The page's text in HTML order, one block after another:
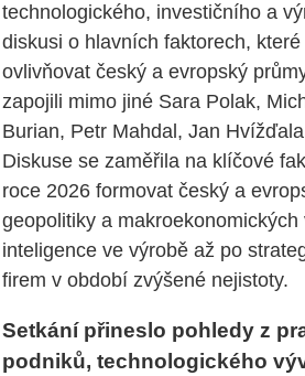
technologického, investičního a
diskusi o hlavních faktorech,
ovlivňovat český a evropský
zapojili mimo jiné Sara Polak,
Burian, Petr Mahdal, Jan
Diskuse se zaměřila na klíčové
roce 2026 formovat český a
geopolitiky a
inteligence ve výrobě až po
firem v období zvýšené nejistoty.
Setkání přineslo pohledy z
podniků, technologického